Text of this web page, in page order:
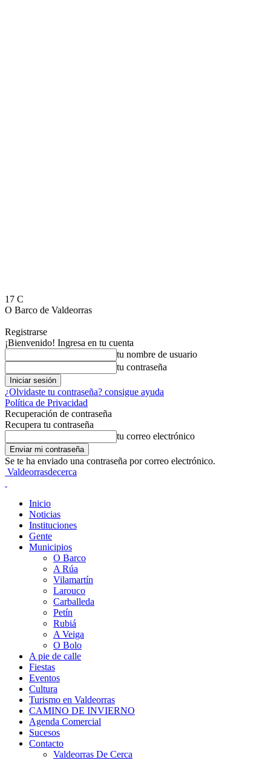
17 C
O Barco de Valdeorras
Registrarse
¡Bienvenido! Ingresa en tu cuenta
tu nombre de usuario
tu contraseña
¿Olvidaste tu contraseña? consigue ayuda
Política de Privacidad
Recuperación de contraseña
Recupera tu contraseña
tu correo electrónico
Se te ha enviado una contraseña por correo electrónico.
Valdeorrasdecerca
Inicio
Noticias
Instituciones
Gente
Municipios
O Barco
A Rúa
Vilamartín
Larouco
Carballeda
Petín
Rubiá
A Veiga
O Bolo
A pie de calle
Fiestas
Eventos
Cultura
Turismo en Valdeorras
CAMINO DE INVIERNO
Agenda Comercial
Sucesos
Contacto
Valdeorras De Cerca